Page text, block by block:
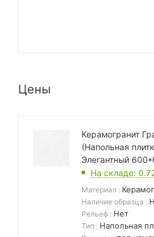
Цены
Керамогранит
(Напольная
Элегантный
На складе:
Материал :
Наличие образца :
Рельеф : Нет
Тип : Напольная